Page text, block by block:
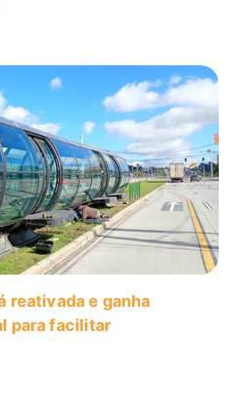
reativada e ganha
para facilitar